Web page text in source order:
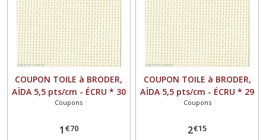
COUPON TOILE à BRODER,
AÏDA 5,5 pts/cm - ÉCRU * 30
x 32 cm *
Coupons
1 €70
COUPON TOILE à BRODER,
AÏDA 5,5 pts/cm - ÉCRU * 29
x 41 cm *
Coupons
2€15